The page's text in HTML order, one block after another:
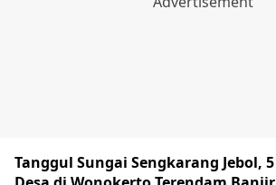
Tanggul Sungai Sengkarang Jebol, 5